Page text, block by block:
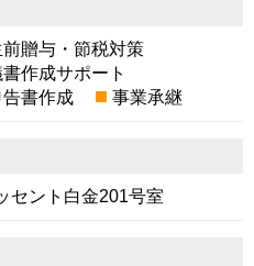
前贈与・節税対策
作成サポート
書作成 事業承継
ント白金201号室